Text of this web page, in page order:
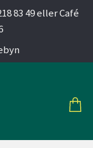
83 49 eller Café